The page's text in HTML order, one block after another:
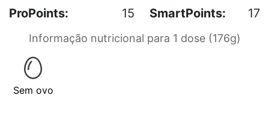
ProPoints:
15 SmartPoints: 17
Informação nutricional para 1 dose (176g)
Sem ovo